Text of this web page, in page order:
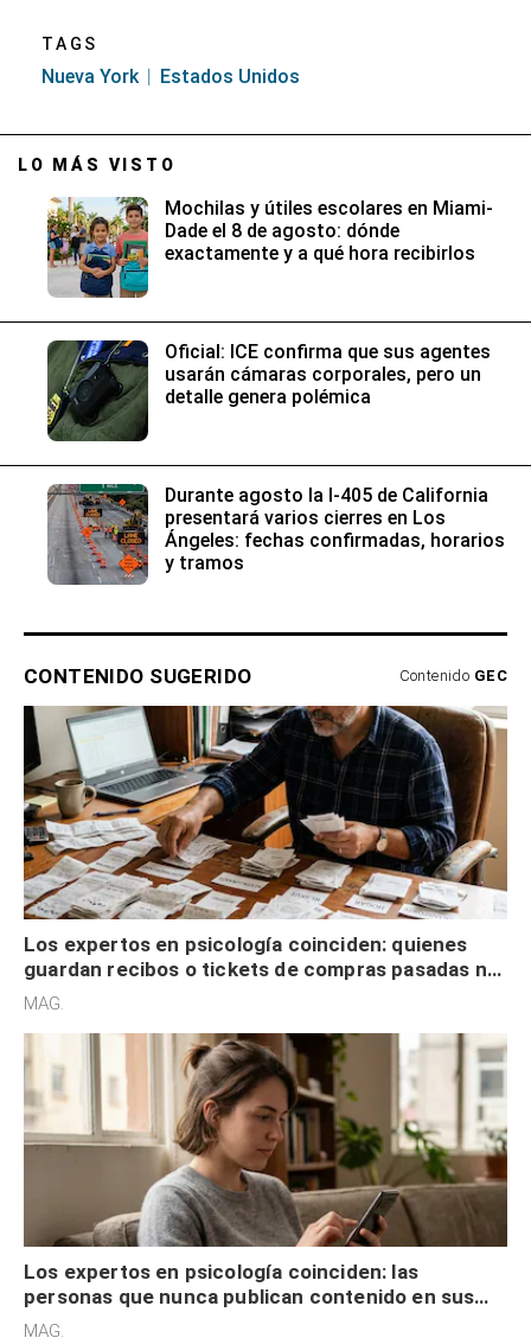
TAGS
Nueva York Estados Unidos
LO MÁS VISTO
Mochilas y útiles escolares en Miami-
Dade el 8 de agosto: dónde
exactamente y a qué hora recibirlos
Oficial: ICE confirma que sus agentes
usarán cámaras corporales, pero un
detalle genera polémica
Durante agosto la I-405 de California
presentará varios cierres en Los
Ángeles: fechas confirmadas, horarios
y tramos
CONTENIDO SUGERIDO Contenido GEC
Los expertos en psicología coinciden: quienes
guardan recibos o tickets de compras pasadas no
son acumuladores, sino que tienen necesidad de
MAG.
Los expertos en psicología coinciden: las
personas que nunca publican contenido en sus
redes sociales no pretenden buscar validación
MAG.